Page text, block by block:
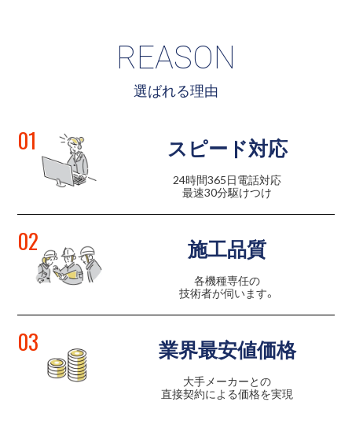
REASON
選ばれる理由
01 スピード対応
24時間365日電話対応
最速30分駆けつけ
02 施工品質
各機種専任の
技術者が伺います。
03 業界最安値価格
大手メーカーとの
直接契約による価格を実現